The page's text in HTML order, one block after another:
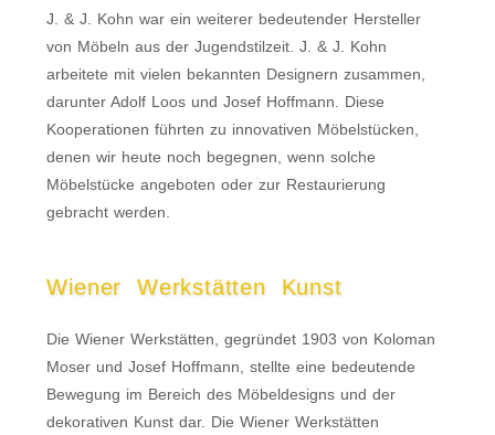
J. & J. Kohn war ein weiterer bedeutender Hersteller
von Möbeln aus der Jugendstilzeit. J. & J. Kohn
arbeitete mit vielen bekannten Designern zusammen,
darunter Adolf Loos und Josef Hoffmann. Diese
Kooperationen führten zu innovativen Möbelstücken,
denen wir heute noch begegnen, wenn solche
Möbelstücke angeboten oder zur Restaurierung
gebracht werden.
Wiener Werkstätten Kunst
Die Wiener Werkstätten, gegründet 1903 von Koloman
Moser und Josef Hoffmann, stellte eine bedeutende
Bewegung im Bereich des Möbeldesigns und der
dekorativen Kunst dar. Die Wiener Werkstätten